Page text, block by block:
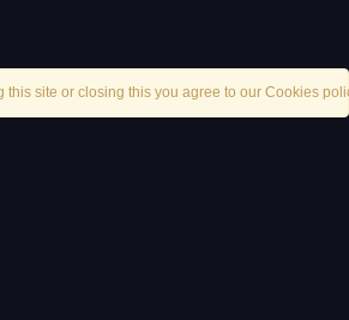
this site or closing this you agree to our Cookies